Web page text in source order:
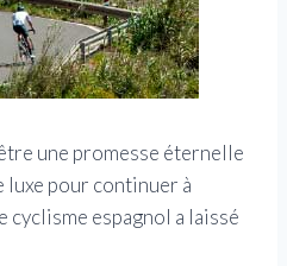
une promesse éternelle
luxe pour continuer à
cyclisme espagnol a laissé